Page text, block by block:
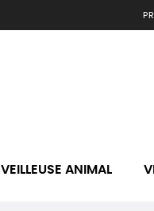
VEILLEUSE ANIMAL